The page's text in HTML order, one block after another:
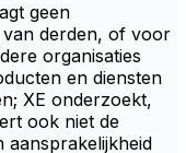
geen
derden, of voor
organisaties
en diensten
XE onderzoekt,
ook niet de
aansprakelijkheid